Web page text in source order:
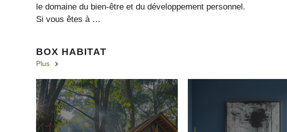
le domaine du bien-être et du développement personnel.
Si vous êtes à …
BOX HABITAT
Plus